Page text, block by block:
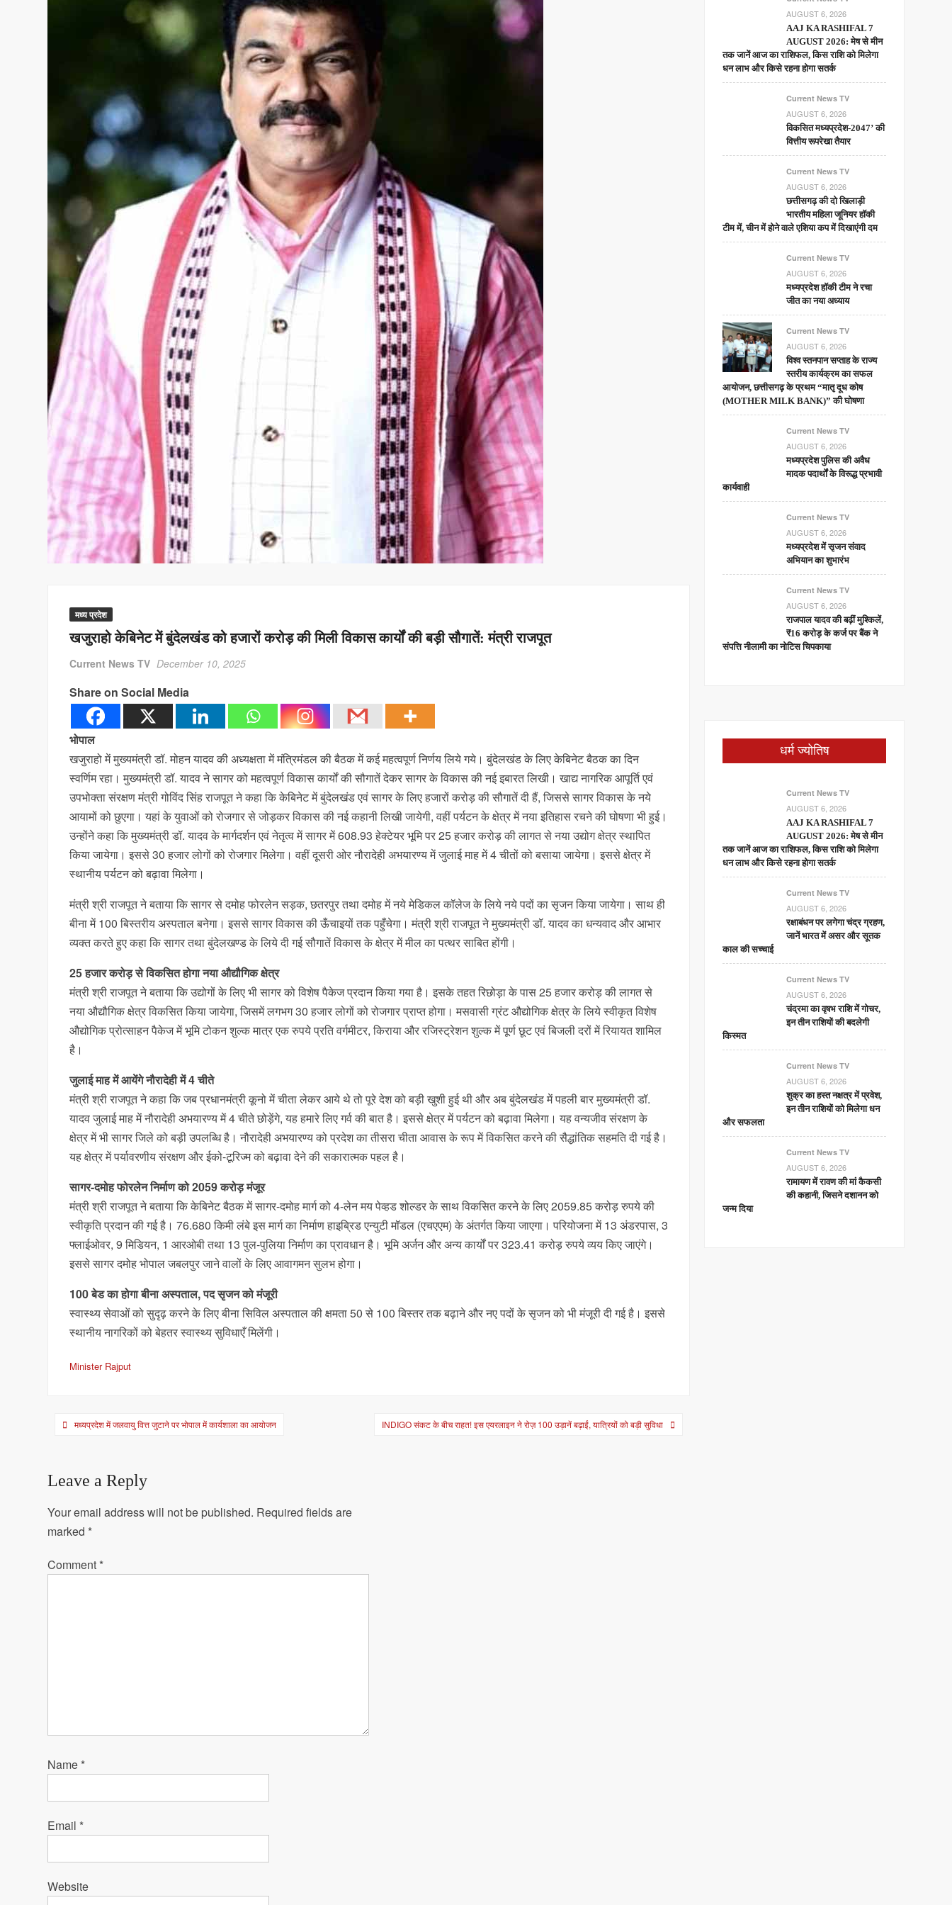
मध्य प्रदेश
खजुराहो केबिनेट में बुंदेलखंड को हजारों करोड़ की मिली विकास कार्यों की बड़ी सौगातें: मंत्री राजपूत
Current News TV December 10, 2025
Share on Social Media
भोपाल
खजुराहो में मुख्यमंत्री डॉ. मोहन यादव की अध्यक्षता में मंत्रिमंडल की बैठक में कई महत्वपूर्ण निर्णय लिये गये। बुंदेलखंड के लिए केबिनेट बैठक का दिन
स्वर्णिम रहा। मुख्यमंत्री डॉ. यादव ने सागर को महत्वपूर्ण विकास कार्यों की सौगातें देकर सागर के विकास की नई इबारत लिखी। खाद्य नागरिक आपूर्ति एवं
उपभोक्ता संरक्षण मंत्री गोविंद सिंह राजपूत ने कहा कि केबिनेट में बुंदेलखंड एवं सागर के लिए हजारों करोड़ की सौगातें दी हैं, जिससे सागर विकास के नये
आयामों को छुएगा। यहां के युवाओं को रोजगार से जोड़कर विकास की नई कहानी लिखी जायेगी, वहीं पर्यटन के क्षेत्र में नया इतिहास रचने की घोषणा भी हुई।
उन्होंने कहा कि मुख्यमंत्री डॉ. यादव के मार्गदर्शन एवं नेतृत्व में सागर में 608.93 हेक्टेयर भूमि पर 25 हजार करोड़ की लागत से नया उद्योग क्षेत्र स्थापित
किया जायेगा। इससे 30 हजार लोगों को रोजगार मिलेगा। वहीं दूसरी ओर नौरादेही अभयारण्य में जुलाई माह में 4 चीतों को बसाया जायेगा। इससे क्षेत्र में
स्थानीय पर्यटन को बढ़ावा मिलेगा।
मंत्री श्री राजपूत ने बताया कि सागर से दमोह फोरलेन सड़क, छतरपुर तथा दमोह में नये मे‍डिकल कॉलेज के लिये नये पदों का सृजन किया जायेगा। साथ ही
बीना में 100 बिस्तरीय अस्पताल बनेगा। इससे सागर विकास की ऊँचाइयों तक पहुँचेगा। मंत्री श्री राजपूत ने मुख्यमंत्री डॉ. यादव का धन्यवाद और आभार
व्यक्त करते हुए कहा कि सागर तथा बुंदेलखण्ड के लिये दी गई सौगातें विकास के क्षेत्र में मील का पत्थर साबित होंगी।
25 हजार करोड़ से विकसित होगा नया औद्यौगिक क्षेत्र
मंत्री श्री राजपूत ने बताया कि उद्योगों के लिए भी सागर को विशेष पैकेज प्रदान किया गया है। इसके तहत रिछोड़ा के पास 25 हजार करोड़ की लागत से
नया औद्यौगिक क्षेत्र विकसित किया जायेगा, जिसमें लगभग 30 हजार लोगों को रोजगार प्राप्त होगा। मसवासी ग्रंट औद्योगिक क्षेत्र के लिये स्वीकृत विशेष
औद्योगिक प्रोत्साहन पैकेज में भूमि टोकन शुल्क मात्र एक रुपये प्रति वर्गमीटर, किराया और रजिस्ट्रेशन शुल्क में पूर्ण छूट एवं बिजली दरों में रियायत शामिल
है।
जुलाई माह में आयेंगे नौरादेही में 4 चीते
मंत्री श्री राजपूत ने कहा कि जब प्रधानमंत्री कूनो में चीता लेकर आये थे तो पूरे देश को बड़ी खुशी हुई थी और अब बुंदेलखंड में पहली बार मुख्यमंत्री डॉ.
यादव जुलाई माह में नौरादेही अभयारण्य में 4 चीते छोड़ेंगे, यह हमारे लिए गर्व की बात है। इससे क्षेत्र में पर्यटन को बढ़ावा मिलेगा। यह वन्यजीव संरक्षण के
क्षेत्र में भी सागर जिले को बड़ी उपलब्धि है। नौरादेही अभयारण्य को प्रदेश का तीसरा चीता आवास के रूप में विकसित करने की सैद्धांतिक सहमति दी गई है।
यह क्षेत्र में पर्यावरणीय संरक्षण और ईको-टूरिज्म को बढ़ावा देने की सकारात्मक पहल है।
सागर-दमोह फोरलेन निर्माण को 2059 करोड़ मंजूर
मंत्री श्री राजपूत ने बताया कि केबिनेट बैठक में सागर-दमोह मार्ग को 4-लेन मय पेव्हड शोल्डर के साथ विकसित करने के लिए 2059.85 करोड़ रुपये की
स्वीकृति प्रदान की गई है। 76.680 किमी लंबे इस मार्ग का निर्माण हाइब्रिड एन्युटी मॉडल (एचएएम) के अंतर्गत किया जाएगा। परियोजना में 13 अंडरपास, 3
फ्लाईओवर, 9 मिडियन, 1 आरओबी तथा 13 पुल-पुलिया निर्माण का प्रावधान है। भूमि अर्जन और अन्य कार्यों पर 323.41 करोड़ रुपये व्यय किए जाएंगे।
इससे सागर दमोह भोपाल जबलपुर जाने वालों के लिए आवागमन सुलभ होगा।
100 बेड का होगा बीना अस्पताल, पद सृजन को मंजूरी
स्वास्थ्य सेवाओं को सुदृढ़ करने के लिए बीना सिविल अस्पताल की क्षमता 50 से 100 बिस्तर तक बढ़ाने और नए पदों के सृजन को भी मंजूरी दी गई है। इससे
स्थानीय नागरिकों को बेहतर स्वास्थ्य सुविधाएँ मिलेंगी।
Minister Rajput
Postमध्यप्रदेश में जलवायु वित्त जुटाने पर भोपाल में कार्यशाला का आयोजन INDIGO संकट के बीच राहत! इस एयरलाइन ने रोज़ 100 उड़ानें बढ़ाईं, यात्रियों को बड़ी सुविधा
Leave a Reply
Your email address will not be published. Required fields are
marked *
Comment *
Name *
Email *
Website
AUGUST 6, 2026
AAJ KA RASHIFAL 7
AUGUST 2026: मेष से मीन
तक जानें आज का राशिफल, किस राशि को मिलेगा
धन लाभ और किसे रहना होगा सतर्क
Current News TV
AUGUST 6, 2026
विकसित मध्यप्रदेश-2047’ की
वित्तीय रूपरेखा तैयार
Current News TV
AUGUST 6, 2026
छत्तीसगढ़ की दो खिलाड़ी
भारतीय महिला जूनियर हॉकी
टीम में, चीन में होने वाले एशिया कप में दिखाएंगी दम
Current News TV
AUGUST 6, 2026
मध्यप्रदेश हॉकी टीम ने रचा
जीत का नया अध्याय
Current News TV
AUGUST 6, 2026
विश्व स्तनपान सप्ताह के राज्य
स्तरीय कार्यक्रम का सफल
आयोजन, छत्तीसगढ़ के प्रथम “मातृ दूध कोष
(MOTHER MILK BANK)” की घोषणा
Current News TV
AUGUST 6, 2026
मध्यप्रदेश पुलिस की अवैध
मादक पदार्थों के विरूद्ध प्रभावी
कार्यवाही
Current News TV
AUGUST 6, 2026
मध्यप्रदेश में सृजन संवाद
अभियान का शुभारंभ
Current News TV
AUGUST 6, 2026
राजपाल यादव की बढ़ीं मुश्किलें,
₹16 करोड़ के कर्ज पर बैंक ने
संपत्ति नीलामी का नोटिस चिपकाया
धर्म ज्योतिष
Current News TV
AUGUST 6, 2026
AAJ KA RASHIFAL 7
AUGUST 2026: मेष से मीन
तक जानें आज का राशिफल, किस राशि को मिलेगा
धन लाभ और किसे रहना होगा सतर्क
Current News TV
AUGUST 6, 2026
रक्षाबंधन पर लगेगा चंद्र ग्रहण,
जानें भारत में असर और सूतक
काल की सच्चाई
Current News TV
AUGUST 6, 2026
चंद्रमा का वृषभ राशि में गोचर,
इन तीन राशियों की बदलेगी
किस्मत
Current News TV
AUGUST 6, 2026
शुक्र का हस्त नक्षत्र में प्रवेश,
इन तीन राशियों को मिलेगा धन
और सफलता
Current News TV
AUGUST 6, 2026
रामायण में रावण की मां कैकसी
की कहानी, जिसने दशानन को
जन्म दिया